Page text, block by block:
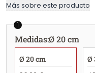
Más sobre este producto
1
Medidas:Ø 20 cm
Ø 20 cm Ø